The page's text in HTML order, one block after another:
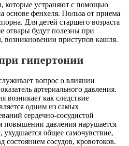
которые устраняют с помощью
основе фенхеля. Польза от приема
Для детей старшего возраста
отвары будут полезны при
возникновении приступов кашля.
гипертонии
вопрос о влиянии
артериального давления.
возникает как следствие
одним из самых
сердечно-сосудистой
повышении давления нарушается
ухудшается общее самочувствие,
состоянием сосудов, кровотоков.